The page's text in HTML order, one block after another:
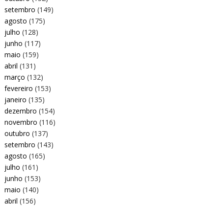
setembro (149)
agosto (175)
julho (128)
junho (117)
maio (159)
abril (131)
março (132)
fevereiro (153)
janeiro (135)
dezembro (154)
novembro (116)
outubro (137)
setembro (143)
agosto (165)
julho (161)
junho (153)
maio (140)
abril (156)